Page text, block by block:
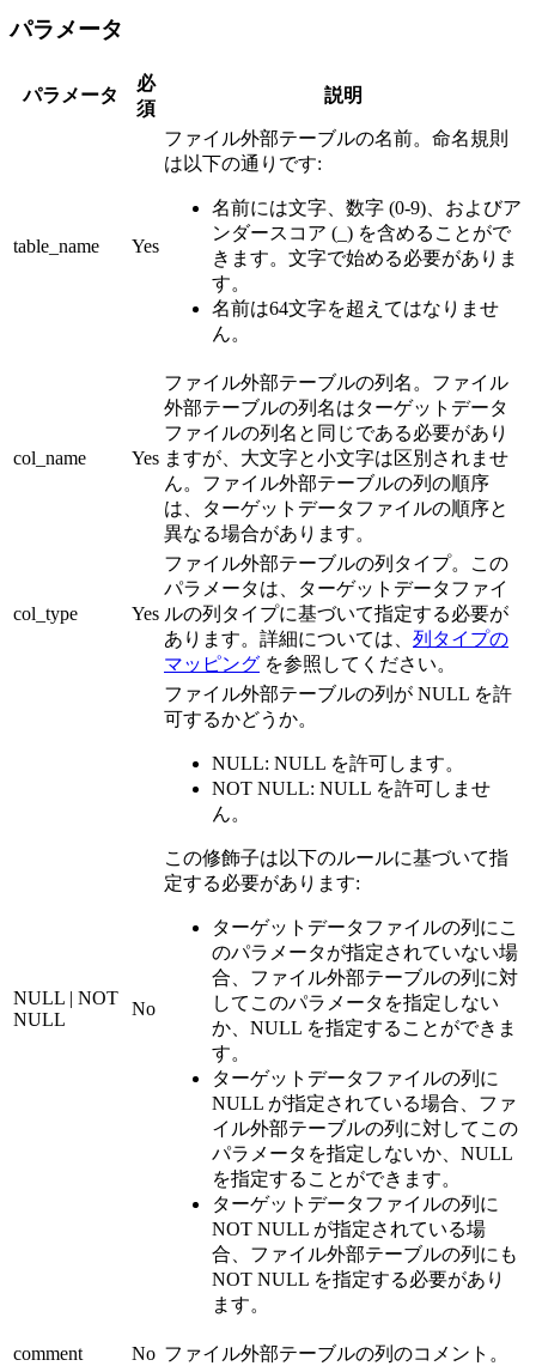
パラメータ
パラメータ
必
須
説明
table_name Yes
ファイル外部テーブルの名前。命名規則
は以下の通りです:
名前には文字、数字 (0-9)、およびア
ンダースコア (_) を含めることがで
きます。文字で始める必要がありま
す。
名前は64文字を超えてはなりませ
ん。
col_name Yes
ファイル外部テーブルの列名。ファイル
外部テーブルの列名はターゲットデータ
ファイルの列名と同じである必要があり
ますが、大文字と小文字は区別されませ
ん。ファイル外部テーブルの列の順序
は、ターゲットデータファイルの順序と
異なる場合があります。
col_type Yes
ファイル外部テーブルの列タイプ。この
パラメータは、ターゲットデータファイ
ルの列タイプに基づいて指定する必要が
あります。詳細については、 列タイプの
マッピング を参照してください。
NULL | NOT
NULL
No
ファイル外部テーブルの列が NULL を許
可するかどうか。
NULL: NULL を許可します。
NOT NULL: NULL を許可しませ
ん。
この修飾子は以下のルールに基づいて指
定する必要があります:
ターゲットデータファイルの列にこ
のパラメータが指定されていない場
合、ファイル外部テーブルの列に対
してこのパラメータを指定しない
か、NULL を指定することができま
す。
ターゲットデータファイルの列に
NULL が指定されている場合、ファ
イル外部テーブルの列に対してこの
パラメータを指定しないか、NULL
を指定することができます。
ターゲットデータファイルの列に
NOT NULL が指定されている場
合、ファイル外部テーブルの列にも
NOT NULL を指定する必要があり
ます。
comment No ファイル外部テーブルの列のコメント。